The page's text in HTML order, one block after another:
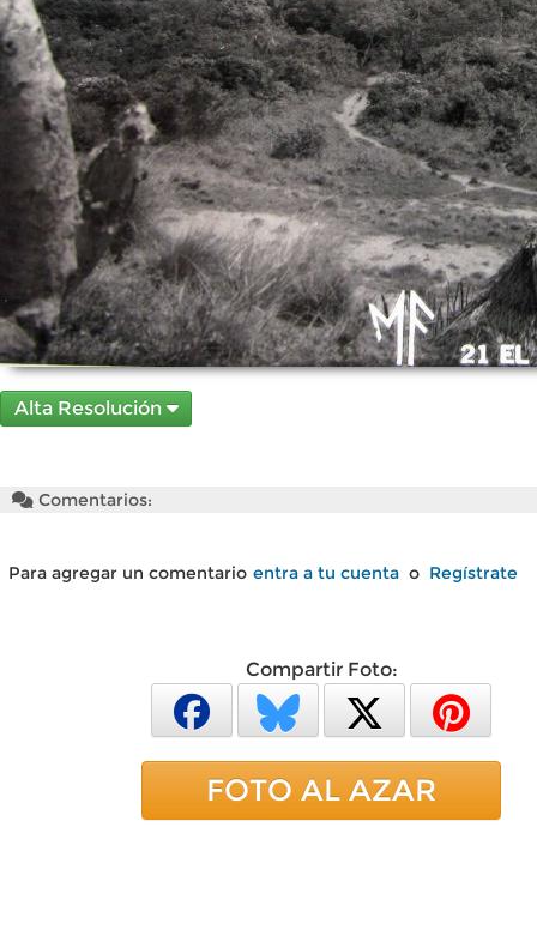
Alta Resolución
Comentarios:
Para agregar un comentario entra a tu cuenta o Regístrate
Compartir Foto:
FOTO AL AZAR